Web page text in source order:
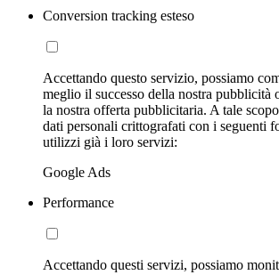
Conversion tracking esteso
Accettando questo servizio, possiamo
meglio il successo della nostra pubblicità
la nostra offerta pubblicitaria. A tale
dati personali crittografati con i seguenti
utilizzi già i loro servizi:
Google Ads
Performance
Accettando questi servizi, possiamo